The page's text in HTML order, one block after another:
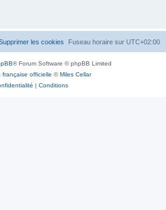
Fuseau horaire sur UTC+02:00
les cookies
® Forum Software © phpBB Limited
française officielle ©Miles Cellar
| Conditions